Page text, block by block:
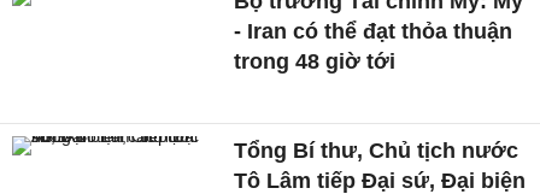
- Iran có thể đạt thỏa thuận
trong 48 giờ tới
Tổng Bí thư, Chủ tịch nước
Tô Lâm tiếp Đại sứ, Đại biện